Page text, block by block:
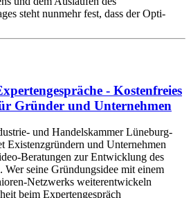
steht nunmehr fest, dass der Opti-
- Kostenfreies
Gründer und Unternehmen
und Handelskammer Lüneburg-
und Unternehmen
Beratungen zur Entwicklung des
Wer seine Gründungsidee mit einem
Netzwerks weiterentwickeln
beim Expertengespräch